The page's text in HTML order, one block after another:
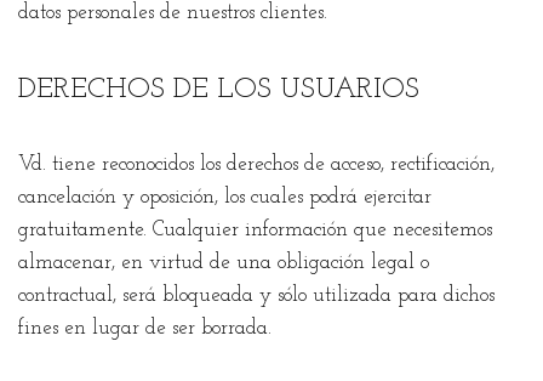
datos personales de nuestros clientes.
DERECHOS DE LOS USUARIOS
Vd. tiene reconocidos los derechos de acceso, rectificación,
cancelación y oposición, los cuales podrá ejercitar
gratuitamente. Cualquier información que necesitemos
almacenar, en virtud de una obligación legal o
contractual, será bloqueada y sólo utilizada para dichos
fines en lugar de ser borrada.